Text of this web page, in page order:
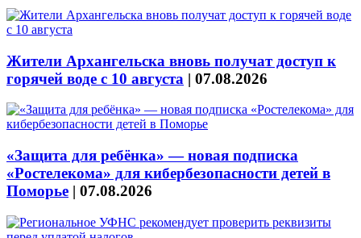
Жители Архангельска вновь получат доступ к
горячей воде с 10 августа | 07.08.2026
«Защита для ребёнка» — новая подписка
«Ростелекома» для кибербезопасности детей в
Поморье | 07.08.2026